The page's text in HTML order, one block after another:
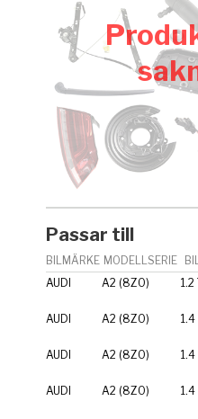
Passar till
BILMÄRKE MODELLSERIE
AUDI
A2 (8Z0) 1.2
AUDI A2 (8Z0) 1.4
AUDI A2 (8Z0) 1.4
AUDI A2 (8Z0) 1.4